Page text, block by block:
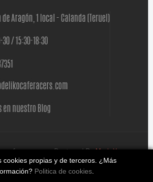
cookies propias y de terceros. ¿Más
Politica de cookies.
Designed By Modeliko